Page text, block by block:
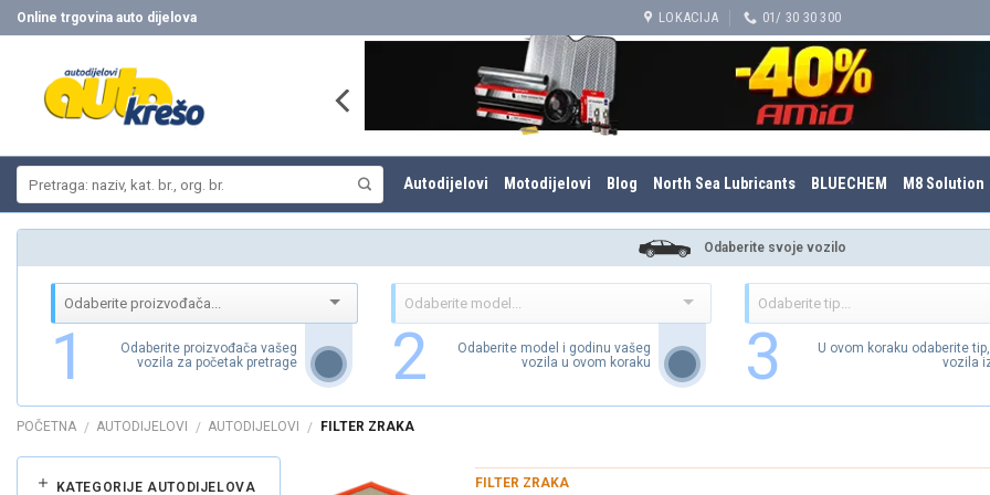
Skip
to
Online trgovina auto dijelova LOKACIJA 01/ 30 30 300
Autodijelovi Motodijelovi Blog North Sea Lubricants BLUECHEM M8 Solution
Odaberite svoje vozilo
1
Odaberite proizvođača vašeg
vozila za početak pretrage
2
Odaberite model i godinu vašeg
vozila u ovom koraku
3
U ovom koraku odaberite
vozila
POČETNA / AUTODIJELOVI / AUTODIJELOVI / FILTER ZRAKA
KATEGORIJE AUTODIJELOVA
FILTER ZRAKA